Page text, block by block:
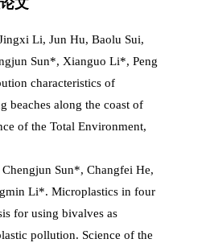
Li, Jun Hu, Baolu Sui,
Sun*, Xianguo Li*, Peng
characteristics of
beaches along the coast of
of the Total Environment,
Sun*, Changfei He,
Li*. Microplastics in four
for using bivalves as
pollution. Science of the